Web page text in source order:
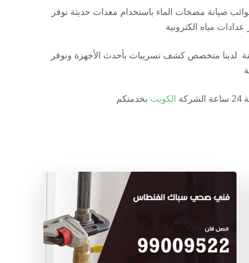
صيانة مضخات الماء باستخدام معدات حديثة نوفر
مياه الكترونية
لدينا متخصص كشف تسريبات بأحدث الأجهزة ونوفر
الكويت بخدمتكم